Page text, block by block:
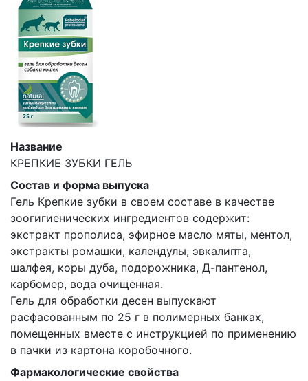
Название
КРЕПКИЕ ЗУБКИ ГЕЛЬ
Состав и форма выпуска
Гель Крепкие зубки в своем составе в качестве
зоогигиенических ингредиентов содержит:
экстракт прополиса, эфирное масло мяты, ментол,
экстракты ромашки, календулы, эвкалипта,
шалфея, коры дуба, подорожника, Д-пантенол,
карбомер, вода очищенная.
Гель для обработки десен выпускают
расфасованным по 25 г в полимерных банках,
помещенных вместе с инструкцией по применению
в пачки из картона коробочного.
Фармакологические свойства